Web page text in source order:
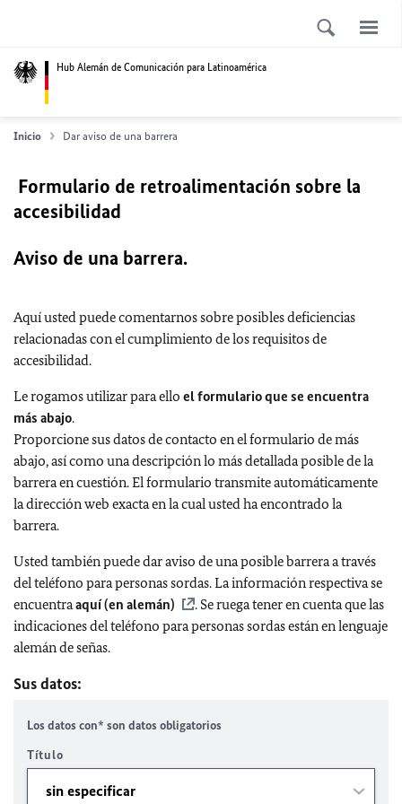
Hub Alemán de Comunicación para Latinoamérica
Inicio Dar aviso de una barrera
Formulario de retroalimentación sobre la
accesibilidad
Aviso de una barrera.
Aquí usted puede comentarnos sobre posibles deficiencias
relacionadas con el cumplimiento de los requisitos de
accesibilidad.
Le rogamos utilizar para ello el formulario que se encuentra
más abajo.
Proporcione sus datos de contacto en el formulario de más
abajo, así como una descripción lo más detallada posible de la
barrera en cuestión. El formulario transmite automáticamente
la dirección web exacta en la cual usted ha encontrado la
barrera.
Usted también puede dar aviso de una posible barrera a través
del teléfono para personas sordas. La información respectiva se
encuentraaquí (en alemán)
. Se ruega tener en cuenta que las
indicaciones del teléfono para personas sordas están en lenguaje
alemán de señas.
Sus datos:
Los datos con* son datos obligatorios
Título